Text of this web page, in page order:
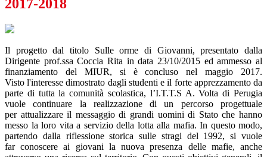
2017-2018
Il progetto dal titolo Sulle orme di Giovanni, presentato dalla
Dirigente prof.ssa Coccia Rita in data 23/10/2015 ed ammesso al
finanziamento del MIUR, si è concluso nel maggio 2017.
Visto l'interesse dimostrato dagli studenti e il forte apprezzamento da
parte di tutta la comunità scolastica, l’I.T.T.S A. Volta di Perugia
vuole continuare la realizzazione di un percorso progettuale
per attualizzare il messaggio di grandi uomini di Stato che hanno
messo la loro vita a servizio della lotta alla mafia. In questo modo,
partendo dalla riflessione storica sulle stragi del 1992, si vuole
far conoscere ai giovani la nuova presenza delle mafie, anche